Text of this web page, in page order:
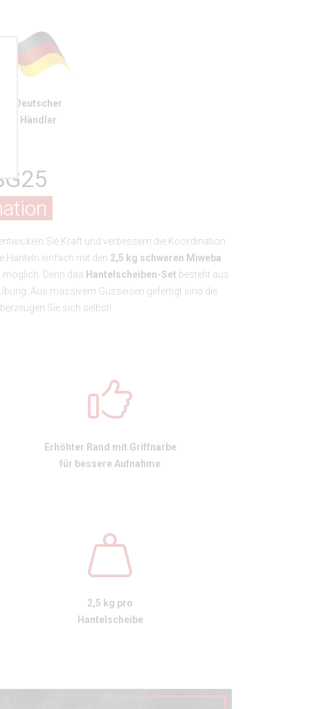
Deutscher
Händler
Sie Kraft und verbessern die Koordination
Hanteln einfach mit den 2,5 kg schweren Miweba
möglich. Denn das Hantelscheiben-Set besteht aus
Aus massivem Gusseisen gefertigt sind die
Sie sich selbst!
Erhöhter Rand mit Griffnarbe
für bessere Aufnahme
2,5 kg pro
Hantelscheibe